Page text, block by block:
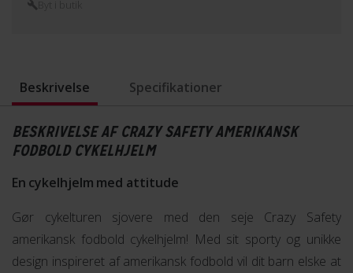
Beskrivelse Specifikationer
BESKRIVELSE AF CRAZY SAFETY AMERIKANSK
FODBOLD CYKELHJELM
En cykelhjelm med attitude
Gør cykelturen sjovere med den seje Crazy Safety
amerikansk fodbold cykelhjelm! Med sit sporty og unikke
design inspireret af amerikansk fodbold vil dit barn elske at